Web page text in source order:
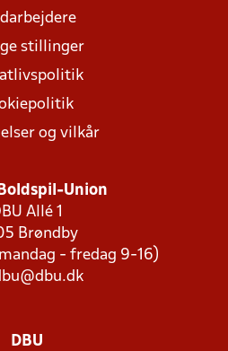
stillinger
og vilkår
Union
Allé 1
Brøndby
- fredag 9-16)
DBU